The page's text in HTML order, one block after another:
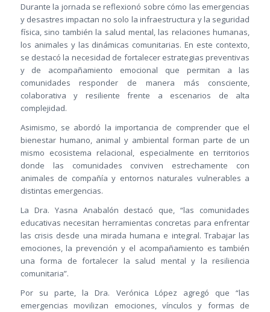
Durante la jornada se reflexionó sobre cómo las emergencias
y desastres impactan no solo la infraestructura y la seguridad
física, sino también la salud mental, las relaciones humanas,
los animales y las dinámicas comunitarias. En este contexto,
se destacó la necesidad de fortalecer estrategias preventivas
y de acompañamiento emocional que permitan a las
comunidades responder de manera más consciente,
colaborativa y resiliente frente a escenarios de alta
complejidad.
Asimismo, se abordó la importancia de comprender que el
bienestar humano, animal y ambiental forman parte de un
mismo ecosistema relacional, especialmente en territorios
donde las comunidades conviven estrechamente con
animales de compañía y entornos naturales vulnerables a
distintas emergencias.
La Dra. Yasna Anabalón destacó que, “las comunidades
educativas necesitan herramientas concretas para enfrentar
las crisis desde una mirada humana e integral. Trabajar las
emociones, la prevención y el acompañamiento es también
una forma de fortalecer la salud mental y la resiliencia
comunitaria”.
Por su parte, la Dra. Verónica López agregó que “las
emergencias movilizan emociones, vínculos y formas de